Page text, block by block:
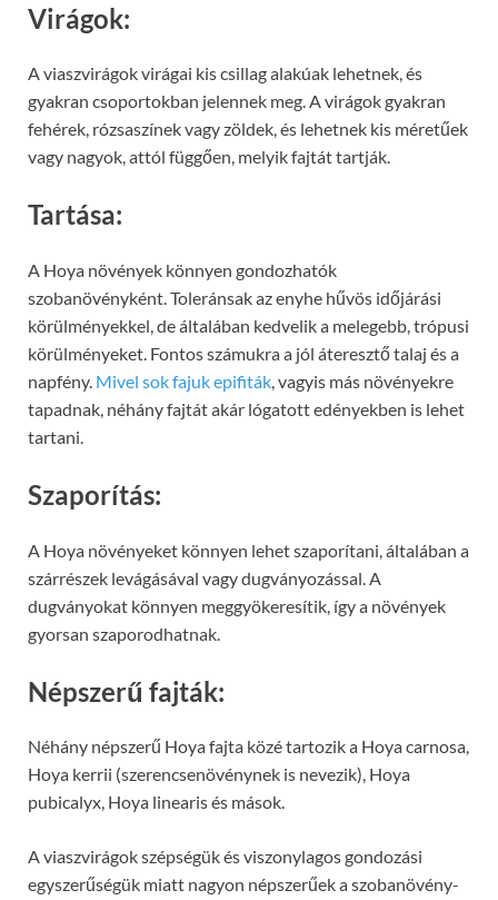
Virágok:
A viaszvirágok virágai kis csillag alakúak lehetnek, és
gyakran csoportokban jelennek meg. A virágok gyakran
fehérek, rózsaszínek vagy zöldek, és lehetnek kis méretűek
vagy nagyok, attól függően, melyik fajtát tartják.
Tartása:
A Hoya növények könnyen gondozhatók
szobanövényként. Toleránsak az enyhe hűvös időjárási
körülményekkel, de általában kedvelik a melegebb, trópusi
körülményeket. Fontos számukra a jól áteresztő talaj és a
napfény. Mivel sok fajuk epifiták, vagyis más növényekre
tapadnak, néhány fajtát akár lógatott edényekben is lehet
tartani.
Szaporítás:
A Hoya növényeket könnyen lehet szaporítani, általában a
szárrészek levágásával vagy dugványozással. A
dugványokat könnyen meggyökeresítik, így a növények
gyorsan szaporodhatnak.
Népszerű fajták:
Néhány népszerű Hoya fajta közé tartozik a Hoya carnosa,
Hoya kerrii (szerencsenövénynek is nevezik), Hoya
pubicalyx, Hoya linearis és mások.
A viaszvirágok szépségük és viszonylagos gondozási
egyszerűségük miatt nagyon népszerűek a szobanövény-